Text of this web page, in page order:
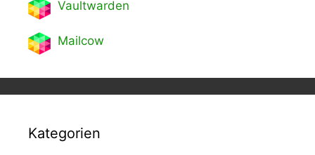
Vaultwarden
Mailcow
Kategorien